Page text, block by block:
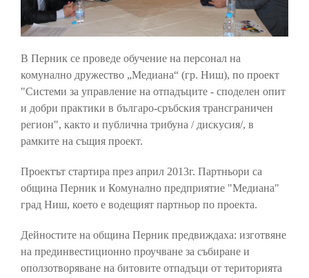
В Перник се проведе обучение на персонал на
комунално дружество „Медиана“ (гр. Ниш), по проект
"Системи за управление на отпадъците - споделен опит
и добри практики в българо-сръбския трансграничен
регион", както и публична трибуна / дискусия/, в
рамките на същия проект.
Проектът стартира през април 2013г. Партньори са
община Перник и Комунално предприятие "Медиана"
град Ниш, което е водещият партньор по проекта.
Дейностите на община Перник предвиждаха: изготвяне
на прединвестиционно проучване за събиране и
оползотворяване на битовите отпадъци от територията